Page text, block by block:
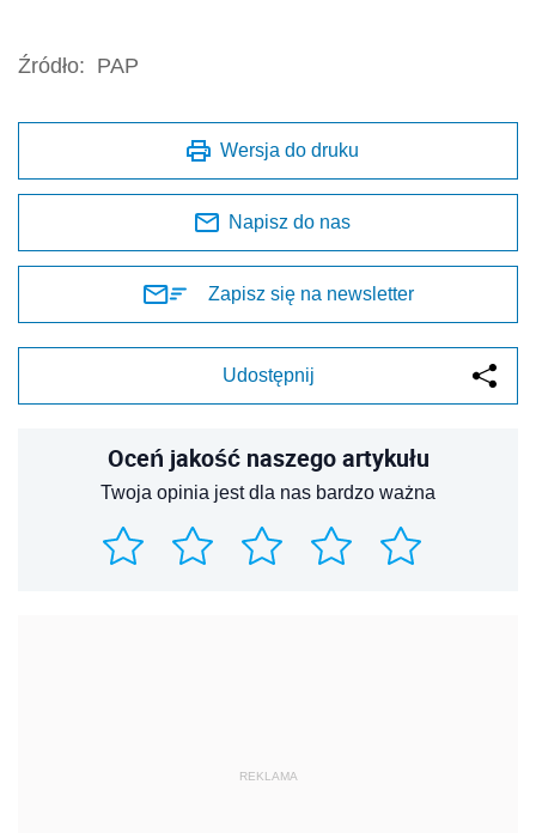
Źródło: PAP
Wersja do druku
Napisz do nas
Zapisz się na newsletter
Udostępnij
Oceń jakość naszego artykułu
Twoja opinia jest dla nas bardzo ważna
REKLAMA